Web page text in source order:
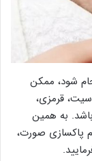
شود، ممکن
قرمزی،
به همین
پاکسازی صورت،